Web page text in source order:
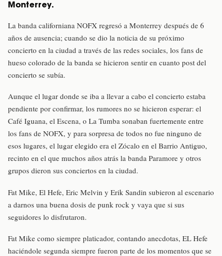
Monterrey.
La banda californiana NOFX regresó a Monterrey después de 6
años de ausencia; cuando se dio la noticia de su próximo
concierto en la ciudad a través de las redes sociales, los fans de
hueso colorado de la banda se hicieron sentir en cuanto post del
concierto se subía.
Aunque el lugar donde se iba a llevar a cabo el concierto estaba
pendiente por confirmar, los rumores no se hicieron esperar: el
Café Iguana, el Escena, o La Tumba sonaban fuertemente entre
los fans de NOFX, y para sorpresa de todos no fue ninguno de
esos lugares, el lugar elegido era el Zócalo en el Barrio Antiguo,
recinto en el que muchos años atrás la banda Paramore y otros
grupos dieron sus conciertos en la ciudad.
Fat Mike, El Hefe, Eric Melvin y Erik Sandin subieron al escenario
a darnos una buena dosis de punk rock y vaya que si sus
seguidores lo disfrutaron.
Fat Mike como siempre platicador, contando anecdotas, EL Hefe
haciéndole segunda siempre fueron parte de los momentos que se